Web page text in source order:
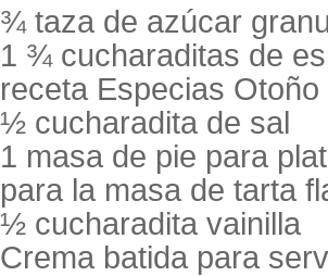
¾ taza de azúcar
1 ¾ cucharaditas de
receta Especias
½ cucharadita de sal
1 masa de pie para
para la masa de tarta
½ cucharadita vainilla
Crema batida para